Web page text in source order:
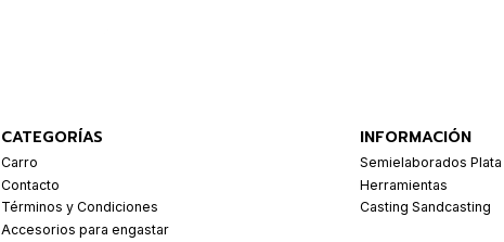
CATEGORÍAS
Carro
Contacto
Términos y Condiciones
Accesorios para engastar
INFORMACIÓN
Semielaborados Plata
Herramientas
Casting Sandcasting